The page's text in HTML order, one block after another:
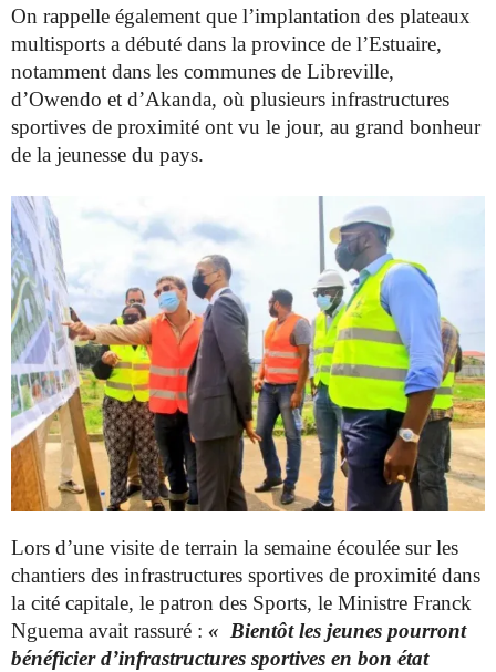
On rappelle également que l’implantation des plateaux
multisports a débuté dans la province de l’Estuaire,
notamment dans les communes de Libreville,
d’Owendo et d’Akanda, où plusieurs infrastructures
sportives de proximité ont vu le jour, au grand bonheur
de la jeunesse du pays.
Lors d’une visite de terrain la semaine écoulée sur les
chantiers des infrastructures sportives de proximité dans
la cité capitale, le patron des Sports, le Ministre Franck
Nguema avait rassuré : « Bientôt les jeunes pourront
bénéficier d’infrastructures sportives en bon état